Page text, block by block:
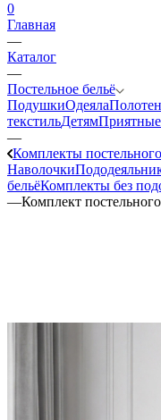
0
Главная
—
Каталог
—
Постельное бельё
ПодушкиОдеяла
текстильДетям
—
Комплекты
Наволочки
бельёКомплекты без
—Комплект